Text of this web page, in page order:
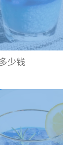
少钱